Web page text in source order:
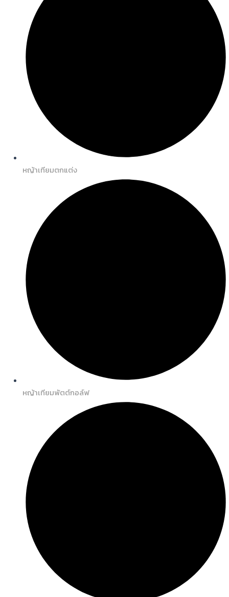
หญ้าเทียมตกแต่ง
หญ้าเทียมพัตต์กอล์ฟ